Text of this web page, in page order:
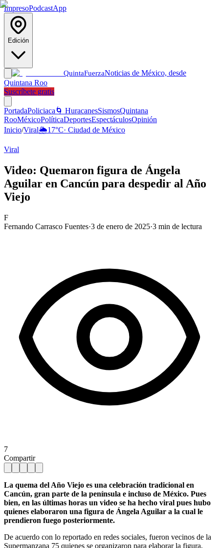
ImpresoPodcastApp
Edición
QuintaFuerzaNoticias de México, desde
Quintana Roo
Suscríbete gratis
PortadaPoliciaca 🌀 HuracanesSismosQuintana
RooMéxicoPolíticaDeportesEspectáculosOpinión
Inicio/Viral🌦️17°C· Ciudad de México
Viral
Video: Quemaron figura de Ángela
Aguilar en Cancún para despedir al Año
Viejo
F
Fernando Carrasco Fuentes·3 de enero de 2025·3 min de lectura
7
Compartir
La quema del Año Viejo es una celebración tradicional en
Cancún, gran parte de la península e incluso de México. Pues
bien, en las últimas horas un video se ha hecho viral pues hubo
quienes elaboraron una figura de Ángela Aguilar a la cual le
prendieron fuego posteriormente.
De acuerdo con lo reportado en redes sociales, fueron vecinos de la
Supermanzana 75 quienes se organizaron para elaborar la figura,